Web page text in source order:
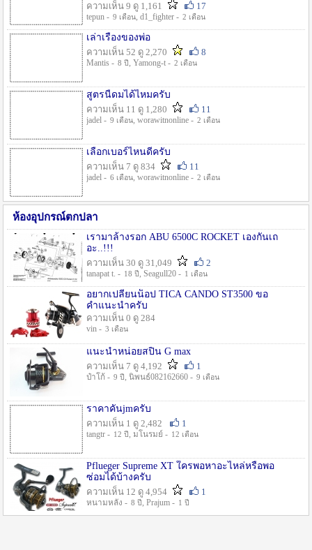
ความเห็น 9 ดู 1,161
17
tepun - 9 เดือน, d1_fighter - 2 เดือน
เล่าเรื่องของพ่อ
ความเห็น 52 ดู 2,270
8
Mantis - 8 ปี , Yamong-t - 2 เดือน
สูตรนี้ดมได้ไหมครับ
ความเห็น 11 ดู 1,280
11
jadel - 9 เดือน, worawitnonline - 2 เดือน
เลือกเบอร์ไหนดีครับ
ความเห็น 7 ดู 834
11
jadel - 6 เดือน, worawitnonline - 2 เดือน
ห้องอุปกรณ์ตกปลา
เรามาล้างรอก ABU 6500C ROCKET เองกันเถ
อะ..!!!
ความเห็น 30 ดู 31,049
2
tanapat t. - 18 ปี , Seagull20 - 1 เดือน
อยากเปลี่ยนน็อป TICA CANDO ST3500 ขอ
คำแนะนำครับ
ความเห็น 0 ดู 284
vin - 3 เดือน
แนะนำหน่อยสปิน G max
ความเห็น 7 ดู 4,192
1
ป๋าโก้ - 9 ปี , นิพนธ์082162660 - 9 เดือน
ราคาคันjmครับ
ความเห็น 1 ดู 2,482
1
tangtr - 12 ปี , มโนรมย์ - 12 เดือน
Pflueger Supreme XT ใครพอหาอะไหล่หรือพอ
ซ่อมได้บ้างครับ
ความเห็น 12 ดู 4,954
1
หนามหลัง - 8 ปี , Prajum - 1 ปี